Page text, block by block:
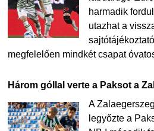
harmadik
utazhat a
megfelelően mindkét csapat
Három góllal verte a Paksot a
A
legyőzte a